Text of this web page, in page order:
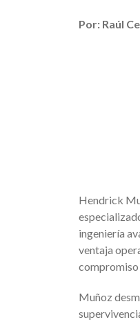
Por: Raúl
Hendrick
ingeniería
ventaja
compromiso
Muñoz